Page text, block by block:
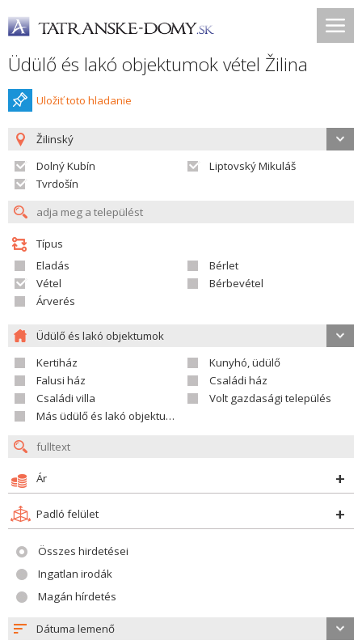
Üdülő és lakó objektumok vétel Žilina
Uložiť toto hladanie
Žilinský
Dolný Kubín
Liptovský Mikuláš
Tvrdošín
Típus
Eladás
Bérlet
Vétel
Bérbevétel
Árverés
Üdülő és lakó objektumok
Kertiház
Kunyhó, üdülő
Falusi ház
Családi ház
Családi villa
Volt gazdasági település
Más üdülő és lakó objektumok
Ár
Padló felület
Összes hirdetései
Ingatlan irodák
Magán hírdetés
Dátuma lemenő